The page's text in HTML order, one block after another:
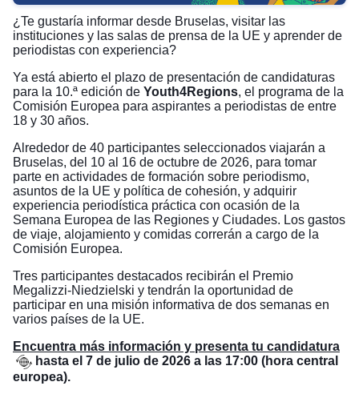
¿Te gustaría informar desde Bruselas, visitar las
instituciones y las salas de prensa de la UE y aprender de
periodistas con experiencia?
Ya está abierto el plazo de presentación de candidaturas
para la 10.ª edición de Youth4Regions, el programa de la
Comisión Europea para aspirantes a periodistas de entre
18 y 30 años.
Alrededor de 40 participantes seleccionados viajarán a
Bruselas, del 10 al 16 de octubre de 2026, para tomar
parte en actividades de formación sobre periodismo,
asuntos de la UE y política de cohesión, y adquirir
experiencia periodística práctica con ocasión de la
Semana Europea de las Regiones y Ciudades. Los gastos
de viaje, alojamiento y comidas correrán a cargo de la
Comisión Europea.
Tres participantes destacados recibirán el Premio
Megalizzi-Niedzielski y tendrán la oportunidad de
participar en una misión informativa de dos semanas en
varios países de la UE.
Encuentra más información y presenta tu candidatura
hasta el 7 de julio de 2026 a las 17:00 (hora central
europea).